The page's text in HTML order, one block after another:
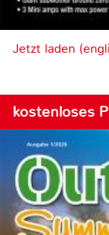
Jetzt laden
kostenloses